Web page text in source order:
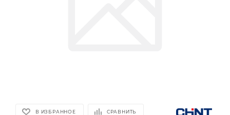
В ИЗБРАННОЕ СРАВНИТЬ